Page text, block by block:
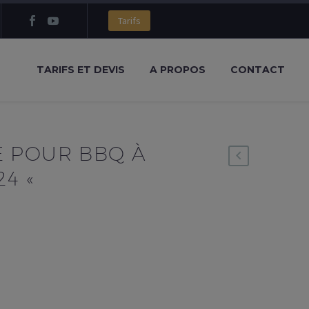
Tarifs
TARIFS ET DEVIS A PROPOS CONTACT
POUR BBQ À
«